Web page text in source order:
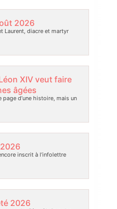
2026
Laurent, diacre et martyr
XIV veut faire
âgées
page d’une histoire, mais un
inscrit à l’infolettre
2026